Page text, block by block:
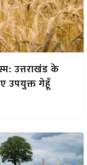
उत्तराखंड के
उपयुक्त गेहूँ